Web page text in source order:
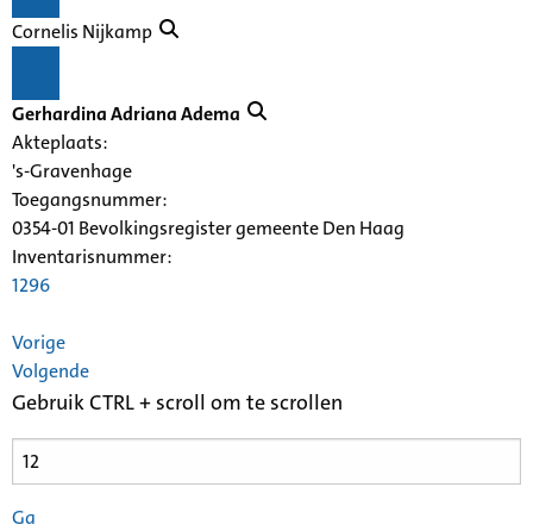
Cornelis Nijkamp
Gerhardina Adriana Adema
Akteplaats:
's-Gravenhage
Toegangsnummer:
0354-01 Bevolkingsregister gemeente Den Haag
Inventarisnummer:
1296
Vorige
Volgende
Gebruik CTRL + scroll om te scrollen
Ga